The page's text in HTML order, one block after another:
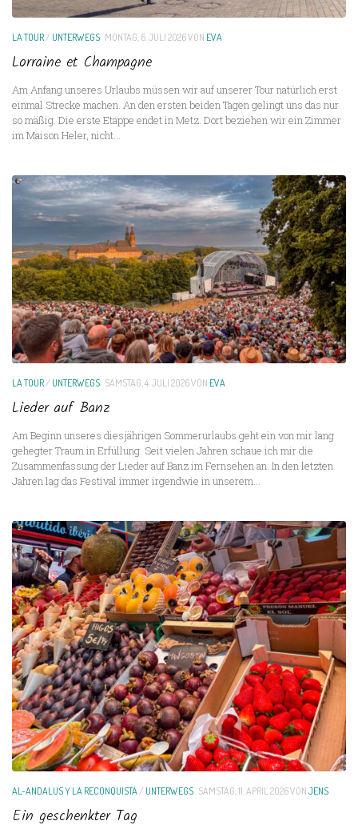
LA TOUR/UNTERWEGS MONTAG, 6. JULI 2026VON EVA
Lorraine et Champagne
Am Anfang unseres Urlaubs müssen wir auf unserer Tour natürlich erst
einmal Strecke machen. An den ersten beiden Tagen gelingt uns das nur
so mäßig. Die erste Etappe endet in Metz. Dort beziehen wir ein Zimmer
im Maison Heler, nicht...
LA TOUR/UNTERWEGS SAMSTAG, 4. JULI 2026VON EVA
Lieder auf Banz
Am Beginn unseres diesjährigen Sommerurlaubs geht ein von mir lang
gehegter Traum in Erfüllung. Seit vielen Jahren schaue ich mir die
Zusammenfassung der Lieder auf Banz im Fernsehen an. In den letzten
Jahren lag das Festival immer irgendwie in unserem...
AL-ANDALUS Y LA RECONQUISTA /UNTERWEGS SAMSTAG, 11. APRIL 2026VONJENS
Ein geschenkter Tag